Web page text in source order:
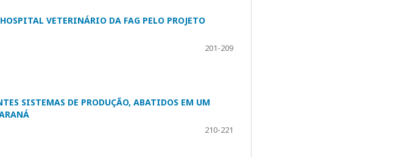
VETERINÁRIO DA FAG PELO PROJETO
201-209
SISTEMAS DE PRODUÇÃO, ABATIDOS EM UM
210-221